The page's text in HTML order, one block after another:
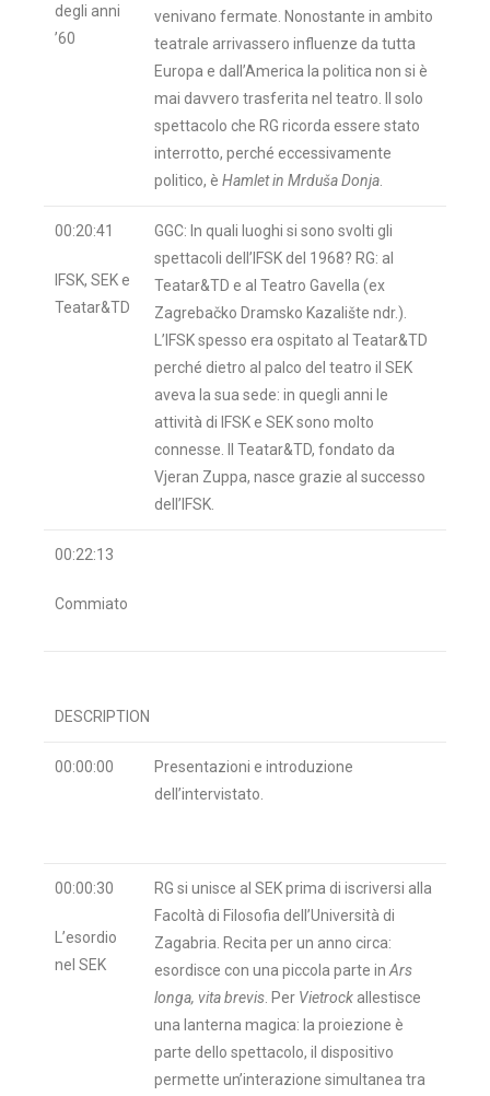
degli anni
’60
venivano fermate. Nonostante in ambito
teatrale arrivassero influenze da tutta
Europa e dall’America la politica non si è
mai davvero trasferita nel teatro. Il solo
spettacolo che RG ricorda essere stato
interrotto, perché eccessivamente
politico, è Hamlet in Mrduša Donja
00:20:41
IFSK, SEK e
Teatar&TD
GGC: In quali luoghi si sono svolti gli
spettacoli dell’IFSK del 1968? RG: al
Teatar&TD e al Teatro Gavella (ex
Zagrebačko Dramsko Kazalište ndr.).
L’IFSK spesso era ospitato al Teatar&TD
perché dietro al palco del teatro il SEK
aveva la sua sede: in quegli anni le
attività di IFSK e SEK sono molto
connesse. Il Teatar&TD, fondato da
Vjeran Zuppa, nasce grazie al successo
dell’IFSK.
00:22:13
Commiato
DESCRIPTION
00:00:00
Presentazioni e introduzione
dell’intervistato.
00:00:30
L’esordio
nel SEK
RG si unisce al SEK prima di iscriversi alla
Facoltà di Filosofia dell’Università di
Zagabria. Recita per un anno circa:
esordisce con una piccola parte in Ars
longa, vita brevis . Per Vietrock allestisce
una lanterna magica: la proiezione è
parte dello spettacolo, il dispositivo
permette un’interazione simultanea tra